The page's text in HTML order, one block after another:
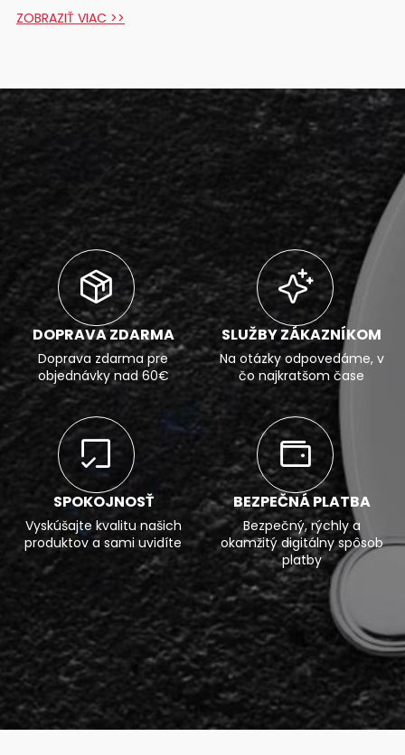
cukor; pitná voda; nízkotučný kakaový prášok (9,5 %);
Zobraziť zloženie >>
ZOBRAZIŤ VIAC >>
DOPRAVA ZDARMA
Doprava zdarma pre
objednávky nad 60€
SLUŽBY ZÁKAZNÍKOM
Na otázky odpovedáme, v
čo najkratšom čase
SPOKOJNOSŤ
Vyskúšajte kvalitu našich
produktov a sami uvidíte
BEZPEČNÁ PLATBA
Bezpečný, rýchly a
okamžitý digitálny spôsob
platby